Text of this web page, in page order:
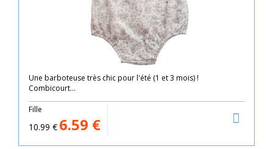
Une barboteuse très chic pour l'été (1 et 3 mois) !
Combicourt...
Fille
10.99 € 6.59 €